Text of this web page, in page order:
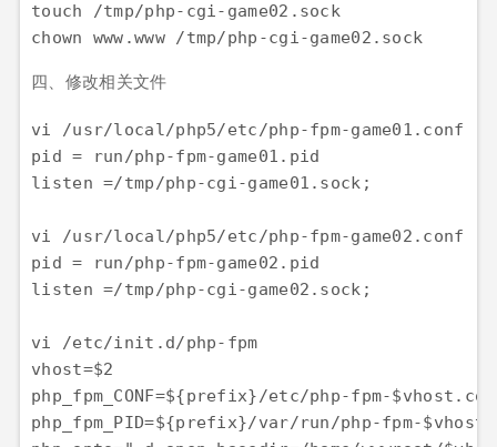
touch /tmp/php-cgi-game02.sock
四、修改相关文件
vi /usr/local/php5/etc/php-fpm-game01.conf
pid = run/php-fpm-game01.pid
listen =/tmp/php-cgi-game01.sock;
vi /usr/local/php5/etc/php-fpm-game02.conf
pid = run/php-fpm-game02.pid
listen =/tmp/php-cgi-game02.sock;
vi /etc/init.d/php-fpm
vhost=$2
php_fpm_CONF=${prefix}/etc/php-fpm-
php_fpm_PID=${prefix}/var/run/php-fpm-